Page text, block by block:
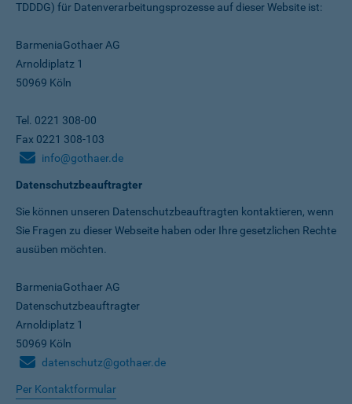
TDDDG) für Daten­verarbeitungs­prozesse auf dieser Website ist:
BarmeniaGothaer AG
Arnoldiplatz 1
50969 Köln
Tel. 0221 308-00
Fax 0221 308-103
info@gothaer.de
Datenschutzbeauftragter
Sie können unseren Datenschutz­beauftragten kontaktieren, wenn
Sie Fragen zu dieser Webseite haben oder Ihre gesetzlichen Rechte
ausüben möchten.
BarmeniaGothaer AG
Datenschutzbeauftragter
Arnoldiplatz 1
50969 Köln
datenschutz@gothaer.de
Per Kontaktformular